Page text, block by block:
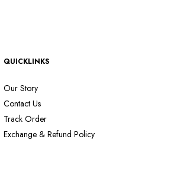
QUICKLINKS
Our Story
Contact Us
Track Order
Exchange & Refund Policy